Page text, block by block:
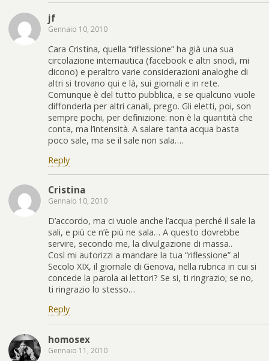
jf
Gennaio 10, 2010
Cara Cristina, quella “riflessione” ha già una sua
circolazione internautica (facebook e altri snodi, mi
dicono) e peraltro varie considerazioni analoghe di
altri si trovano qui e là, sui giornali e in rete.
Comunque è del tutto pubblica, e se qualcuno vuole
diffonderla per altri canali, prego. Gli eletti, poi, son
sempre pochi, per definizione: non è la quantità che
conta, ma l’intensità. A salare tanta acqua basta
poco sale, ma se il sale non sala….
Reply
Cristina
Gennaio 10, 2010
D’accordo, ma ci vuole anche l’acqua perché il sale la
sali, e più ce n’è più ne sala… A questo dovrebbe
servire, secondo me, la divulgazione di massa..
Così mi autorizzi a mandare la tua “riflessione” al
Secolo XIX, il giornale di Genova, nella rubrica in cui si
concede la parola ai lettori? Se si, ti ringrazio; se no,
ti ringrazio lo stesso…
Reply
homosex
Gennaio 11, 2010